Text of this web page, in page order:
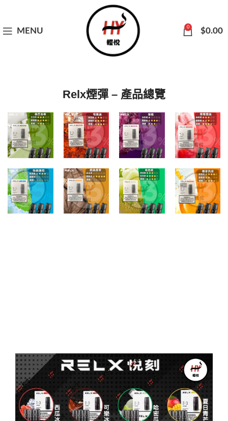
MENU 0 $0.00
Relx煙彈 – 產品總覽